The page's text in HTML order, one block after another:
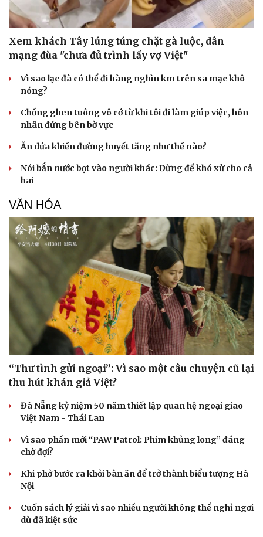
Dinh dưỡng - món ngon
Sản phụ khoa
Nhi khoa
Nam khoa
Làm đẹp - giảm cân
Phòng mạch online
Ăn sạch sống khỏe
Nhà đẹp
Xem khách Tây lúng túng chặt gà luộc, dân
mạng đùa "chưa đủ trình lấy vợ Việt"
Vì sao lạc đà có thể đi hàng nghìn km trên sa mạc khô
nóng?
Chồng ghen tuông vô cớ từ khi tôi đi làm giúp việc, hôn
nhân đứng bên bờ vực
Ăn dứa khiến đường huyết tăng như thế nào?
Nói bắn nước bọt vào người khác: Đừng để khó xử cho cả
hai
VĂN HÓA
“Thư tình gửi ngoại”: Vì sao một câu chuyện cũ lại
thu hút khán giả Việt?
Đà Nẵng kỷ niệm 50 năm thiết lập quan hệ ngoại giao
Việt Nam - Thái Lan
Vì sao phần mới “PAW Patrol: Phim khủng long” đáng
chờ đợi?
Khi phở bước ra khỏi bàn ăn để trở thành biểu tượng Hà
Nội
Cuốn sách lý giải vì sao nhiều người không thể nghỉ ngơi
dù đã kiệt sức